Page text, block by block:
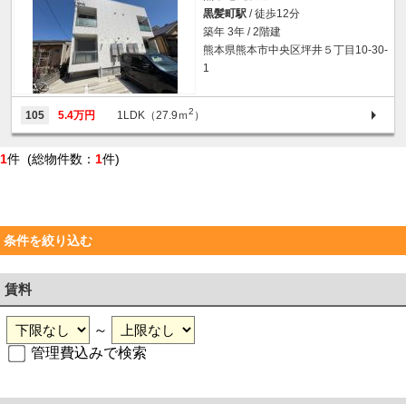
黒髪町駅 / 徒歩12分
築年 3年 / 2階建
熊本県熊本市中央区坪井５丁目10-30-
1
105 5.4万円 1LDK（27.9ｍ2 ）
1件 (総物件数： 1件)
条件を絞り込む
賃料
～
管理費込みで検索